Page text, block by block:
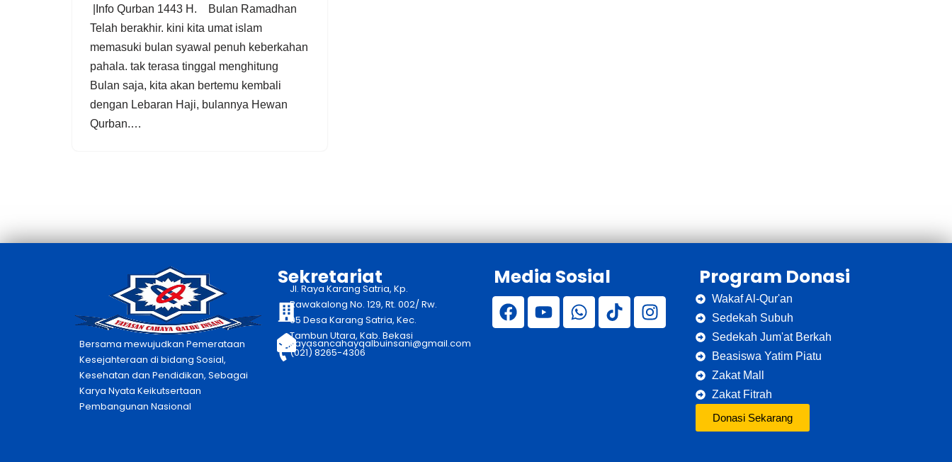
|Info Qurban 1443 H. Bulan Ramadhan
Telah berakhir. kini kita umat islam
memasuki bulan syawal penuh keberkahan
pahala. tak terasa tinggal menghitung
Bulan saja, kita akan bertemu kembali
dengan Lebaran Haji, bulannya Hewan
Qurban.…
Bersama mewujudkan Pemerataan
Kesejahteraan di bidang Sosial,
Kesehatan dan Pendidikan, Sebagai
Karya Nyata Keikutsertaan
Pembangunan Nasional
Sekretariat
Jl. Raya Karang Satria, Kp.
Rawakalong No. 129, Rt. 002/ Rw.
05 Desa Karang Satria, Kec.
Tambun Utara, Kab. Bekasi
yayasancahayqalbuinsani@gmail.com
(021) 8265-4306
Media Sosial Program Donasi
Wakaf Al-Qur'an
Sedekah Subuh
Sedekah Jum'at Berkah
Beasiswa Yatim Piatu
Zakat Mall
Zakat Fitrah
Donasi Sekarang